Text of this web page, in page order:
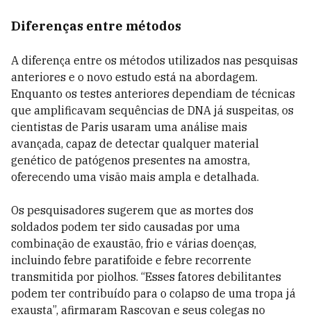
Diferenças entre métodos
A diferença entre os métodos utilizados nas pesquisas
anteriores e o novo estudo está na abordagem.
Enquanto os testes anteriores dependiam de técnicas
que amplificavam sequências de DNA já suspeitas, os
cientistas de Paris usaram uma análise mais
avançada, capaz de detectar qualquer material
genético de patógenos presentes na amostra,
oferecendo uma visão mais ampla e detalhada.
Os pesquisadores sugerem que as mortes dos
soldados podem ter sido causadas por uma
combinação de exaustão, frio e várias doenças,
incluindo febre paratifoide e febre recorrente
transmitida por piolhos. “Esses fatores debilitantes
podem ter contribuído para o colapso de uma tropa já
exausta”, afirmaram Rascovan e seus colegas no